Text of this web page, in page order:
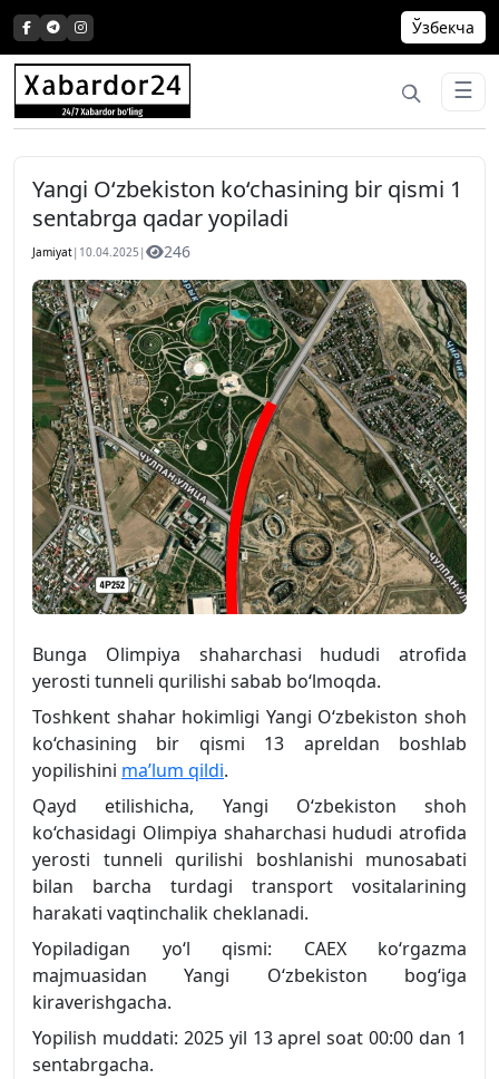
Skip
to
content
Ўзбекча
☰
Yangi O‘zbekiston ko‘chasining bir qismi 1
sentabrga qadar yopiladi
Jamiyat| 10.04.2025 | 246
Bunga Olimpiya shaharchasi hududi atrofida
yerosti tunneli qurilishi sabab bo‘lmoqda.
Toshkent shahar hokimligi Yangi O‘zbekiston shoh
ko‘chasining bir qismi 13 apreldan boshlab
yopilishini ma’lum qildi.
Qayd etilishicha, Yangi O‘zbekiston shoh
ko‘chasidagi Olimpiya shaharchasi hududi atrofida
yerosti tunneli qurilishi boshlanishi munosabati
bilan barcha turdagi transport vositalarining
harakati vaqtinchalik cheklanadi.
Yopiladigan yo‘l qismi: CAEX ko‘rgazma
majmuasidan Yangi O‘zbekiston bog‘iga
kiraverishgacha.
Yopilish muddati: 2025 yil 13 aprel soat 00:00 dan 1
sentabrgacha.